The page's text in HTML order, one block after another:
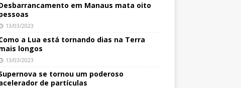
em Manaus mata oito
13/03/2023
a Lua está tornando dias na Terra
longos
13/03/2023
se tornou um poderoso
de partículas